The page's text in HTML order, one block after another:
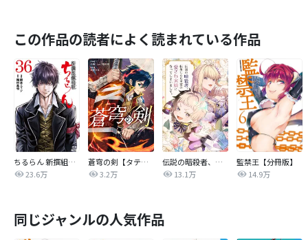
この作品の読者によく読まれている作品
ちるらん 新撰組鎮魂歌
23.6万
蒼穹の剣【タテヨミ】
3.2万
伝説の暗殺者、転生したら王家の愛され末娘になってしまいまして。【タテヨミ】
13.1万
監禁王【分冊版】
14.9万
同じジャンルの人気作品